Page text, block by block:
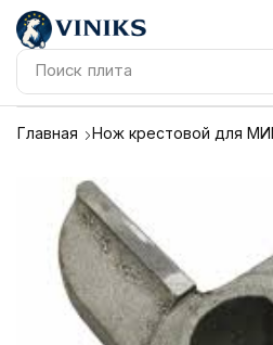
Поиск плита
Главная Нож крестовой для